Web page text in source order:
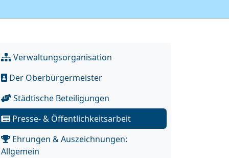
Verwaltungsorganisation
Der Oberbürgermeister
Städtische Beteiligungen
Presse- & Öffentlichkeitsarbeit
Ehrungen & Auszeichnungen:
Allgemein